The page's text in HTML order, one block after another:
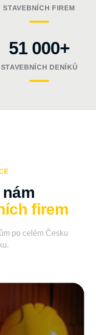
STAVEBNÍCH FIREM
51 000+
STAVEBNÍCH DENÍKŮ
firem
po celém Česku